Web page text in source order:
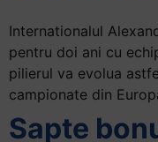
cititorul
de
ecran
All
One
Internationalul
pentru doi ani cu
pilierul va evolua
campionate din
Sapte